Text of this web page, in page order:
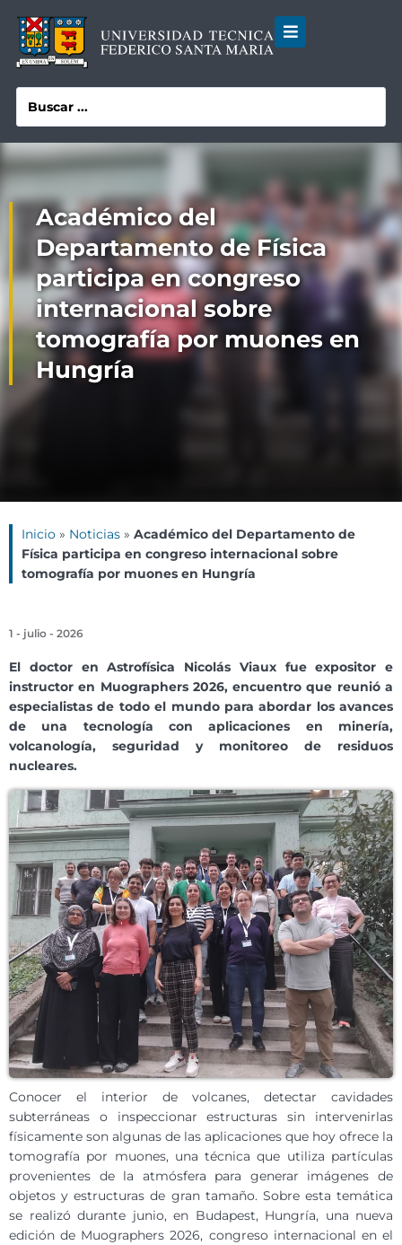
Académico del
Departamento de Física
participa en congreso
internacional sobre
tomografía por muones en
Hungría
Inicio » Noticias » Académico del Departamento de
Física participa en congreso internacional sobre
tomografía por muones en Hungría
1 - julio - 2026
El doctor en Astrofísica Nicolás Viaux fue expositor e
instructor en Muographers 2026, encuentro que reunió a
especialistas de todo el mundo para abordar los avances
de una tecnología con aplicaciones en minería,
volcanología, seguridad y monitoreo de residuos
nucleares.
Conocer el interior de volcanes, detectar cavidades
subterráneas o inspeccionar estructuras sin intervenirlas
físicamente son algunas de las aplicaciones que hoy ofrece la
tomografía por muones, una técnica que utiliza partículas
provenientes de la atmósfera para generar imágenes de
objetos y estructuras de gran tamaño. Sobre esta temática
se realizó durante junio, en Budapest, Hungría, una nueva
edición de Muographers 2026, congreso internacional en el